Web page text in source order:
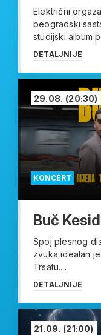
Električni
beogradski
studijski album
DETALJNIJE
KONCERT
29.08. (20:30)
Buč
Spoj plesnog
zvuka idealan
Trsatu....
DETALJNIJE
21.09. (21:00)